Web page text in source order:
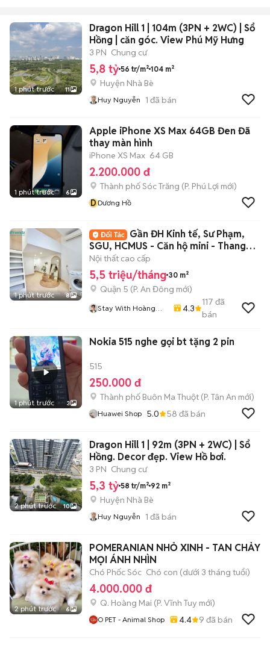
1 phút trước 11
Dragon Hill 1 | 104m (3PN + 2WC) | Sổ
Hồng | căn góc. View Phú Mỹ Hưng
3 PN Chung cư
5,8 tỷ 56 tr/m² 104 m²
Huyện Nhà Bè
Huy Nguyễn 1 đã bán
1 phút trước 6
Apple iPhone XS Max 64GB Đen Đã
thay màn hình
iPhone XS Max 64 GB
2.200.000 đ
Thành phố Sóc Trăng (P. Phú Lợi mới)
DDương Hồ
1 phút trước 8
Gần ĐH Kinh tế, Sư Phạm,
SGU, HCMUS - Căn hộ mini - Thang
máy
Nội thất cao cấp
5,5 triệu/tháng 30 m²
Quận 5 (P. An Đông mới)
Stay With Hoàng
4.3
117 đã
bán
1 phút trước 3
Nokia 515 nghe gọi bt tặng 2 pin
515
250.000 đ
Thành phố Buôn Ma Thuột (P. Tân An mới)
Huawei Shop 5.0 58 đã bán
2 phút trước 10
Dragon Hill 1 | 92m (3PN + 2WC) | Sổ
Hồng. Decor đẹp. View Hồ bơi.
3 PN Chung cư
5,3 tỷ 58 tr/m² 92 m²
Huyện Nhà Bè
Huy Nguyễn 1 đã bán
2 phút trước 6
POMERANIAN NHỎ XINH - TAN CHẢY
MỌI ÁNH NHÌN
Chó Phốc Sóc Chó con (dưới 3 tháng tuổi)
4.000.000 đ
Q. Hoàng Mai (P. Vĩnh Tuy mới)
O PET - Animal Shop 4.4 9 đã bán